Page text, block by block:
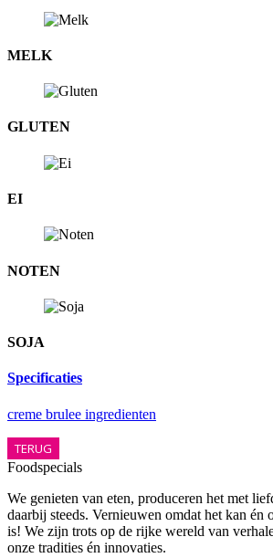
MELK
GLUTEN
EI
NOTEN
SOJA
Specificaties
creme brulee ingredienten
TERUG
Foodspecials
We genieten van eten, produceren het met
daarbij steeds. Vernieuwen omdat het kan én
is! We zijn trots op de rijke wereld van
onze tradities én innovaties.